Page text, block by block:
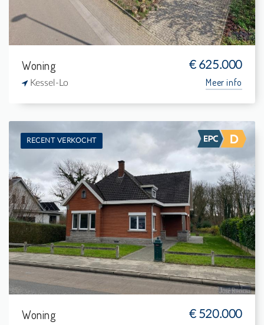
Woning € 625.000
Kessel-Lo Meer info
RECENT VERKOCHT
Verkocht: Woning
4
942 m²
-
171 m²
Woning € 520.000